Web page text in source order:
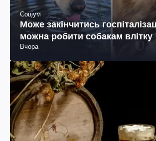
Соціум
Може закінчитись
можна робити собакам влітку
Вчора